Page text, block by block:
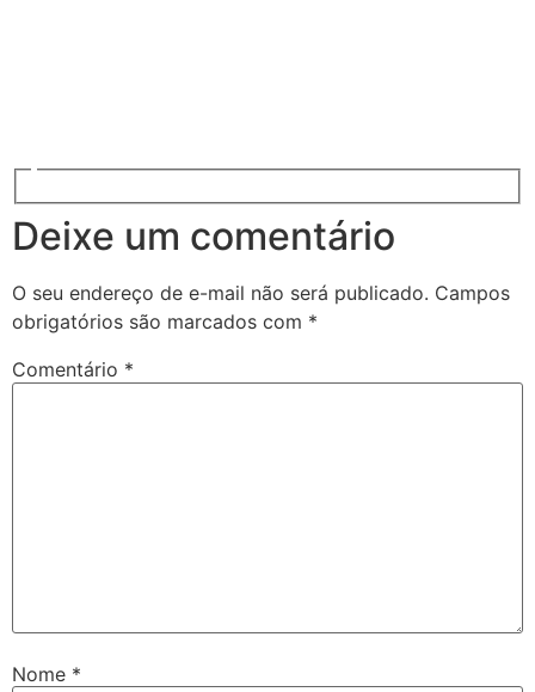
Deixe um comentário
O seu endereço de e-mail não será publicado. Campos
obrigatórios são marcados com *
Comentário *
Nome *